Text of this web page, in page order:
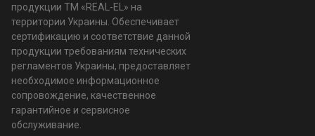
продукции ТМ «REAL-EL» на
территории Украины. Обеспечивает
сертификацию и соответствие данной
продукции требованиям технических
регламентов Украины, предоставляет
необходимое информационное
сопровождение, качественное
гарантийное и сервисное
обслуживание.